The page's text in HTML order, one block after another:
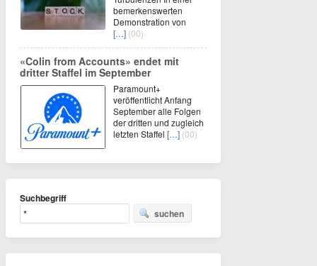
bemerkenswerten
Demonstration von
[…] (00)
«Colin from Accounts» endet mit
dritter Staffel im September
Paramount+
veröffentlicht Anfang
September alle Folgen
der dritten und zugleich
letzten Staffel […] (00)
Suchbegriff
suchen